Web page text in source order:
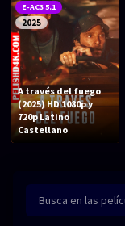
Comedia
Terror
Familia
Fantástico
E-AC3 5.1
2025
A través del fuego
(2025) HD 1080p y
720p Latino
Castellano